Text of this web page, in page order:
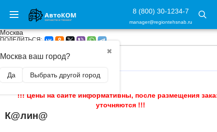
8 (800) 30-1234-7
manager@regiontehsnab.ru
Москва
✖
Москва ваш город?
Да Выбрать другой город
ПОДЕЛИТЬСЯ:
ГЛАВНАЯ /
!!! Цены на сайте информативны, после размещения
уточняются !!!
К@лин@